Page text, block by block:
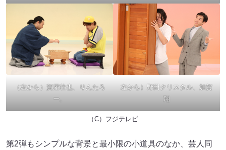
（左から）賀屋壮也、りんたろ
ー。
左から）野田クリスタル、加賀
翔
（C）フジテレビ
第2弾もシンプルな背景と最小限の小道具のなか、芸人同